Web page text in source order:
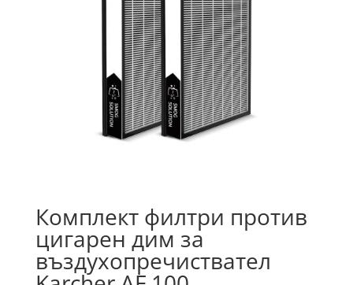
Комплект филтри против
цигарен дим за
въздухопречиствател